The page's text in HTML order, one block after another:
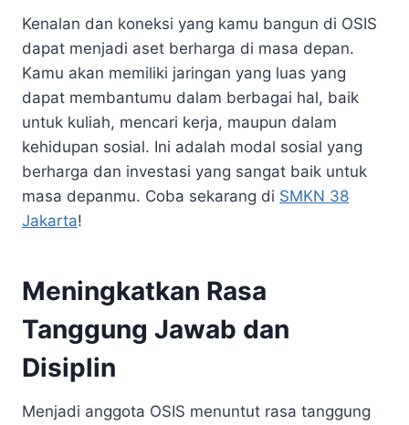
Kenalan dan koneksi yang kamu bangun di OSIS
dapat menjadi aset berharga di masa depan.
Kamu akan memiliki jaringan yang luas yang
dapat membantumu dalam berbagai hal, baik
untuk kuliah, mencari kerja, maupun dalam
kehidupan sosial. Ini adalah modal sosial yang
berharga dan investasi yang sangat baik untuk
masa depanmu. Coba sekarang di SMKN 38
Jakarta!
Meningkatkan Rasa
Tanggung Jawab dan
Disiplin
Menjadi anggota OSIS menuntut rasa tanggung